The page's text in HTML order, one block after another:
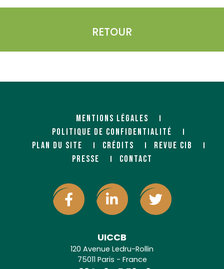
RETOUR
MENTIONS LÉGALES
POLITIQUE DE CONFIDENTIALITÉ
PLAN DU SITE
CRÉDITS
REVUE CIB
PRESSE
CONTACT
UICCB
120 Avenue Ledru-Rollin
75011 Paris - France